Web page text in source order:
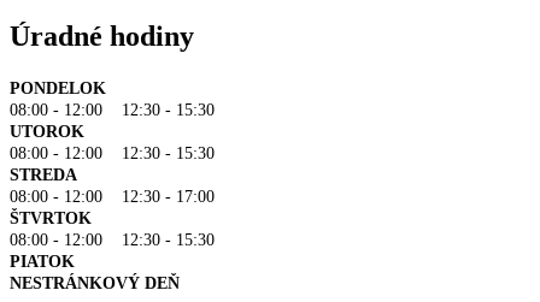
Úradné hodiny
PONDELOK
08:00 - 12:00 12:30 - 15:30
UTOROK
08:00 - 12:00 12:30 - 15:30
STREDA
08:00 - 12:00 12:30 - 17:00
ŠTVRTOK
08:00 - 12:00 12:30 - 15:30
PIATOK
NESTRÁNKOVÝ DEŇ